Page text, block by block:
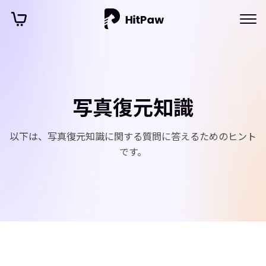
写真復元知識
以下は、写真復元知識に関する質問に答えるためのヒント
です。